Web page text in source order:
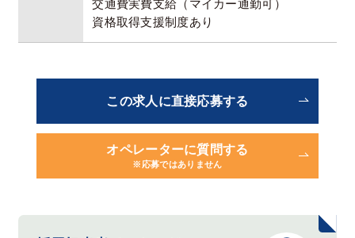
交通費実費⽀給（マイカー通勤可）
資格取得支援制度あり
この求人に直接応募する
オペレーターに質問する
※応募ではありません